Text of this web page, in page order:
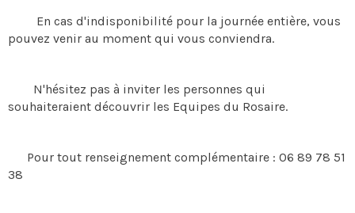
En cas d'indisponibilité pour la journée entière, vous
pouvez venir au moment qui vous conviendra.
N'hésitez pas à inviter les personnes qui
souhaiteraient découvrir les Equipes du Rosaire.
Pour tout renseignement complémentaire : 06 89 78 51
38